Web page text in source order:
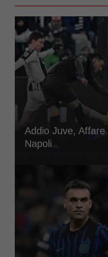
Addio Juve, Affare
Napoli